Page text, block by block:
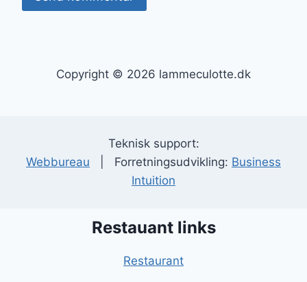
Copyright © 2026 lammeculotte.dk
Teknisk support:
Webbureau | Forretningsudvikling: Business
Intuition
Restauant links
Restaurant